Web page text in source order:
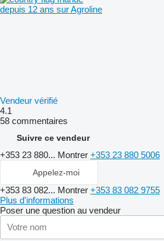
depuis 12 ans sur Agroline
Vendeur vérifié
4.1
58 commentaires
Suivre ce vendeur
+353 23 880... Montrer +353 23 880 5006
Appelez-moi
+353 83 082... Montrer +353 83 082 9755
Plus d'informations
Poser une question au vendeur